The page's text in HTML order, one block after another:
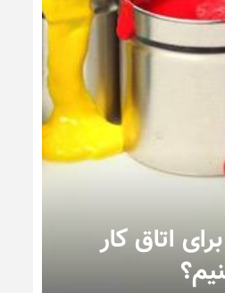
باید به هنگام
خانه عروس بدانیم